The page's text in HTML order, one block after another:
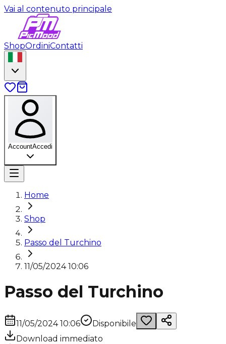
Vai al contenuto principale
ShopOrdiniContatti
AccountAccedi
Home
Shop
Passo del Turchino
11/05/2024 10:06
Passo del Turchino
11/05/2024 10:06
Disponibile
Download immediato